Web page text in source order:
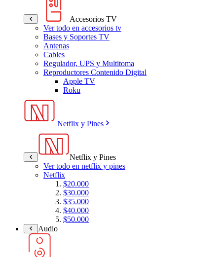
Accesorios TV
Ver todo en accesorios tv
Bases y Soportes TV
Antenas
Cables
Regulador, UPS y Multitoma
Reproductores Contenido Digital
Apple TV
Roku
Netflix y Pines
Netflix y Pines
Ver todo en netflix y pines
Netflix
$20.000
$30.000
$35.000
$40.000
$50.000
Audio